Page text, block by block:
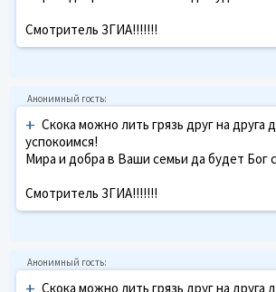
Смотритель ЗГИА!!!!!!!
+ Скока можно лить грязь друг на друга
успокоимся!
Мира и добра в Ваши семьи да будет Бог
Смотритель ЗГИА!!!!!!!
Скока можно лить грязь друг на друга